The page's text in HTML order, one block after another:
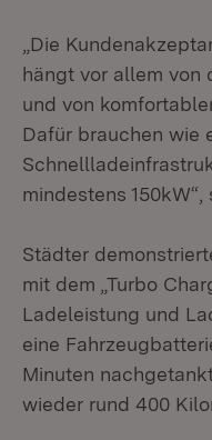
„Die
hängt vor allem von
und von
Dafür brauchen wie
mindestens 150kW“,
Städter
mit dem „Turbo
Ladeleistung und
eine
Minuten
wieder rund 400